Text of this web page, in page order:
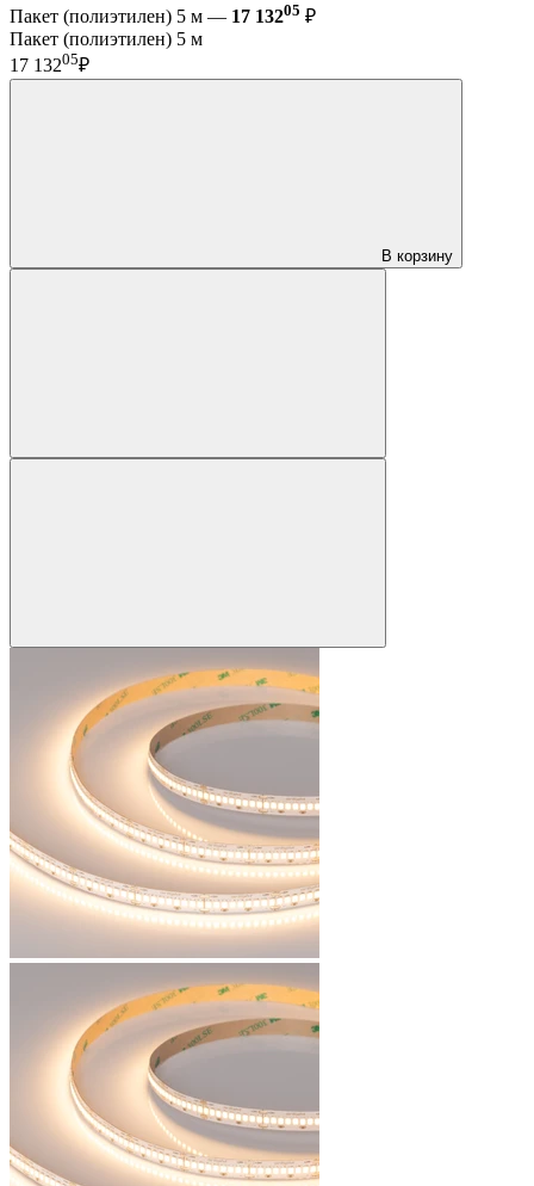
Пакет (полиэтилен) 5 м — 17 13205 ₽
Пакет (полиэтилен) 5 м
17 13205₽
В корзину